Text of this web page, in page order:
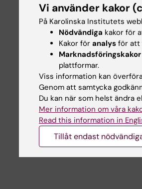
Mobil:
E-post:
Post doc,
Arbete:
Mobil:
E-post:
Vi använder kakor
På Karolinska Institutets
Nödvändiga kakor för
Kakor för analys för att
Marknadsföringskakor
plattformar.
Viss information kan
Genom att samtycka
Du kan när som helst ändra
Mer information om våra
Read this information in
Tillåt endast